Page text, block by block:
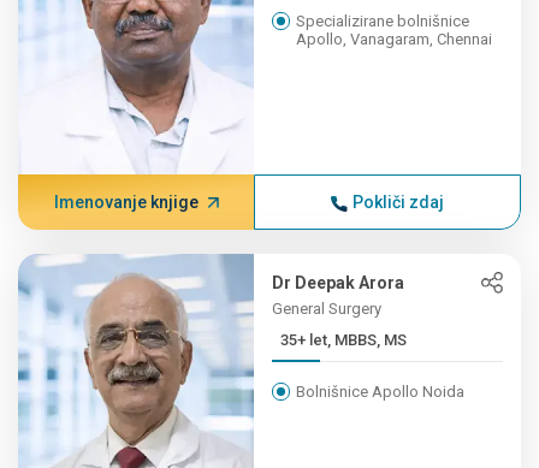
Specializirane bolnišnice
Apollo, Vanagaram, Chennai
Imenovanje knjige Pokliči zdaj
Dr Deepak Arora
General Surgery
35+ let, MBBS, MS
Bolnišnice Apollo Noida